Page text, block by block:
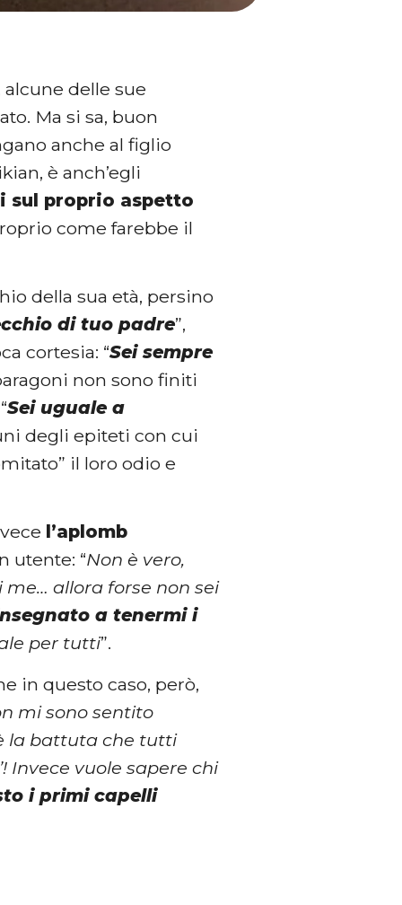
alcune delle sue
Ma si sa, buon
anche al figlio
è anch’egli
sul proprio aspetto
come farebbe il
della sua età, persino
di tuo padre”,
cortesia: “Sei sempre
non sono finiti
Sei uguale a
degli epiteti con cui
il loro odio e
l’aplomb
utente: “Non è vero,
allora forse non sei
a tenermi i
per tutti”.
in questo caso, però,
mi sono sentito
la battuta che tutti
Invece vuole sapere chi
i primi capelli